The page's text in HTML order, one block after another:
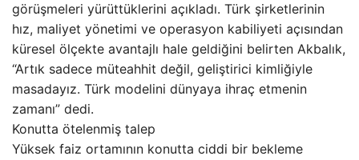
görüşmeleri yürüttüklerini açıkladı. Türk şirketlerinin
hız, maliyet yönetimi ve operasyon kabiliyeti açısından
küresel ölçekte avantajlı hale geldiğini belirten Akbalık,
“Artık sadece müteahhit değil, geliştirici kimliğiyle
masadayız. Türk modelini dünyaya ihraç etmenin
zamanı” dedi.
Konutta ötelenmiş talep
Yüksek faiz ortamının konutta ciddi bir bekleme